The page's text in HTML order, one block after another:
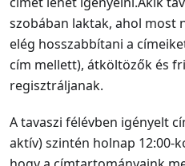
szobában laktak, ahol most
elég hosszabbítani a
cím mellett), átköltözők és
regisztráljanak.
A tavaszi félévben igényelt
aktív) szintén holnap 12:00-